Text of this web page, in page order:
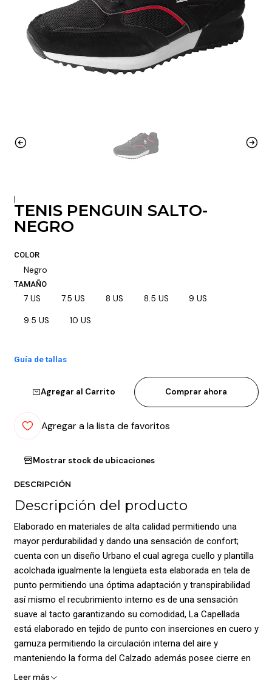
|
TENIS PENGUIN SALTO-
NEGRO
COLOR
Negro
TAMAÑO
7 US 7.5 US 8 US 8.5 US 9 US
9.5 US 10 US
Guía de tallas
Agregar al Carrito Comprar ahora
Agregar a la lista de favoritos
Mostrar stock de ubicaciones
DESCRIPCIÓN
Descripción del producto
Elaborado en materiales de alta calidad permitiendo una
mayor perdurabilidad y dando una sensación de confort;
cuenta con un diseño Urbano el cual agrega cuello y plantilla
acolchada igualmente la lengüeta esta elaborada en tela de
punto permitiendo una óptima adaptación y transpirabilidad
así mismo el recubrimiento interno es de una sensación
suave al tacto garantizando su comodidad, La Capellada
está elaborado en tejido de punto con inserciones en cuero y
gamuza permitiendo la circulación interna del aire y
manteniendo la forma del Calzado además posee cierre en
cordones para un ajuste personalizado además agrega Logo
Leer más